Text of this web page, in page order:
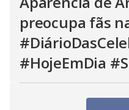
preocupa fãs
#HojeEmDia